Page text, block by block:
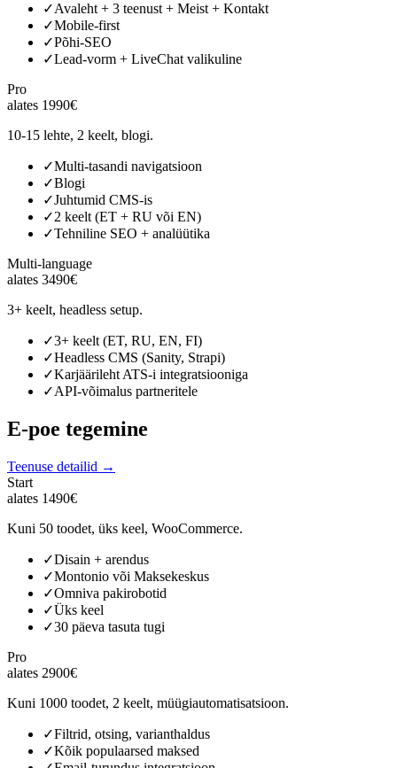
✓Avaleht + 3 teenust + Meist + Kontakt
✓Mobile-first
✓Põhi-SEO
✓Lead-vorm + LiveChat valikuline
Pro
alates 1990€
10-15 lehte, 2 keelt, blogi.
✓Multi-tasandi navigatsioon
✓Blogi
✓Juhtumid CMS-is
✓2 keelt (ET + RU või EN)
✓Tehniline SEO + analüütika
Multi-language
alates 3490€
3+ keelt, headless setup.
✓3+ keelt (ET, RU, EN, FI)
✓Headless CMS (Sanity, Strapi)
✓Karjäärileht ATS-i integratsiooniga
✓API-võimalus partneritele
E-poe tegemine
Teenuse detailid →
Start
alates 1490€
Kuni 50 toodet, üks keel, WooCommerce.
✓Disain + arendus
✓Montonio või Maksekeskus
✓Omniva pakirobotid
✓Üks keel
✓30 päeva tasuta tugi
Pro
alates 2900€
Kuni 1000 toodet, 2 keelt, müügiautomatisatsioon.
✓Filtrid, otsing, varianthaldus
✓Kõik populaarsed maksed